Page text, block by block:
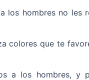
los hombres no les
colores que te
a los hombres, y